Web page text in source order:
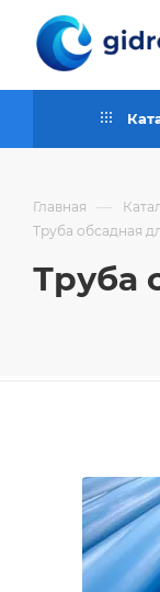
Главная —
Труба обсадная
Труба